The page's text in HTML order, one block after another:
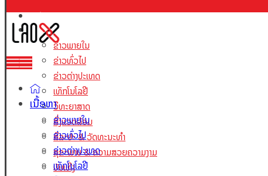
ເນື້ອຫາ
ຂ່າວພາຍໃນ
ຂ່າວທົ່ວໄປ
ຂ່າວຕ່າງປະເທດ
ເທັກໂນໂລຢີ
ວິທະຍາສາດ
ສິ່ງແວດລ້ອມ
ສິລະປະ & ວັດທະນະທຳ
ສຸຂະພາບ & ຄວາມສວຍຄວາມງາມ
ບັນເທີງ
ເນື້ອຫາ
ຂ່າວພາຍໃນ
ຂ່າວທົ່ວໄປ
ຂ່າວຕ່າງປະເທດ
ເທັກໂນໂລຢີ